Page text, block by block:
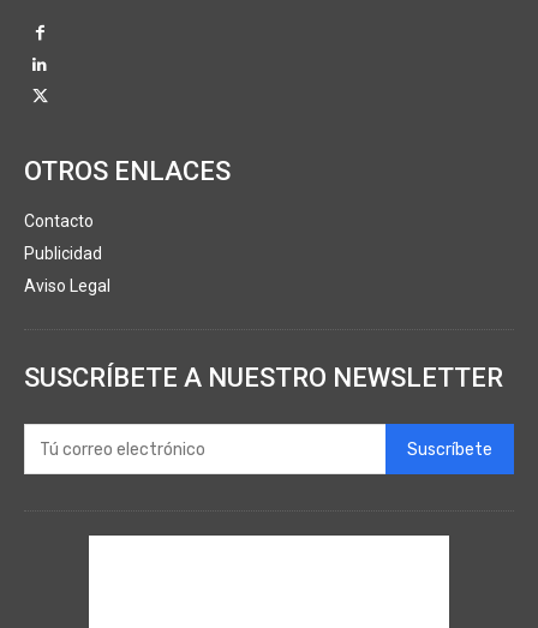
OTROS ENLACES
Contacto
Publicidad
Aviso Legal
SUSCRÍBETE A NUESTRO NEWSLETTER
Suscríbete